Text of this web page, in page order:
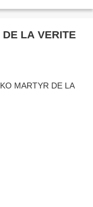
LA VERITE